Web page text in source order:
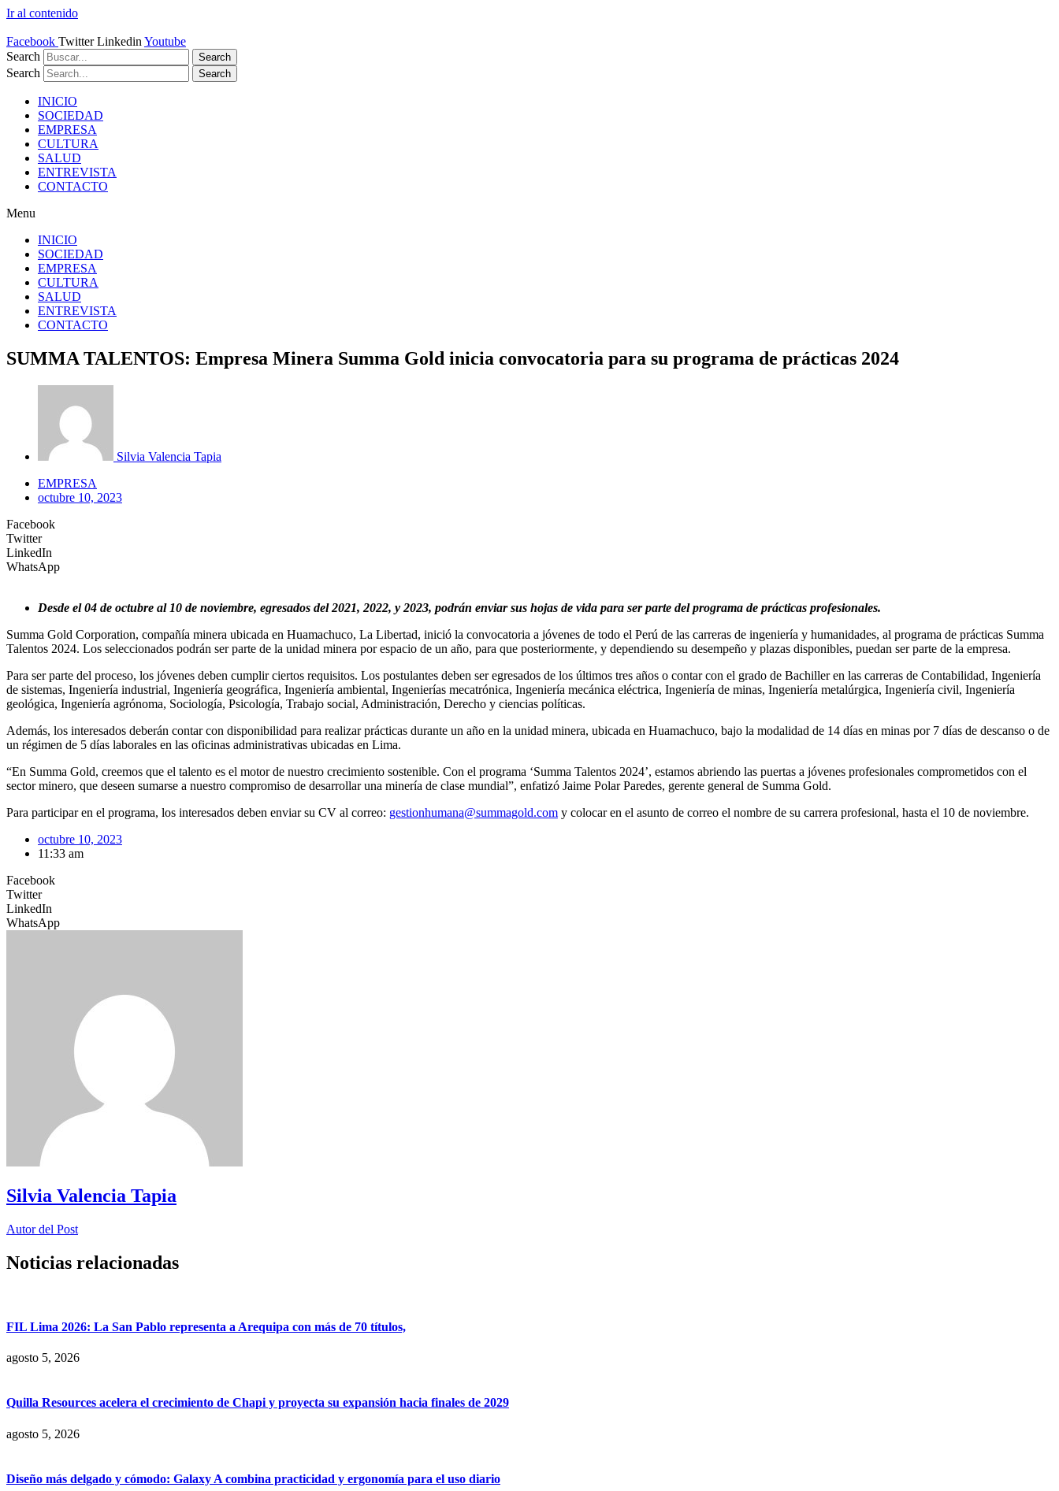
Ir al contenido
Facebook Twitter Linkedin Youtube
Search
Search
Search Search
INICIO
SOCIEDAD
EMPRESA
CULTURA
SALUD
ENTREVISTA
CONTACTO
Menu
INICIO
SOCIEDAD
EMPRESA
CULTURA
SALUD
ENTREVISTA
CONTACTO
SUMMA TALENTOS: Empresa Minera Summa Gold inicia convocatoria para su programa de prácticas 2024
Silvia Valencia Tapia
EMPRESA
octubre 10, 2023
Facebook
Twitter
LinkedIn
WhatsApp
Desde el 04 de octubre al 10 de noviembre, egresados del 2021, 2022, y 2023, podrán enviar sus hojas de vida para ser parte del programa de prácticas profesionales.
Summa Gold Corporation, compañía minera ubicada en Huamachuco, La Libertad, inició la convocatoria a jóvenes de todo el Perú de las carreras de ingeniería y humanidades, al programa de prácticas Summa
Talentos 2024. Los seleccionados podrán ser parte de la unidad minera por espacio de un año, para que posteriormente, y dependiendo su desempeño y plazas disponibles, puedan ser parte de la empresa.
Para ser parte del proceso, los jóvenes deben cumplir ciertos requisitos. Los postulantes deben ser egresados de los últimos tres años o contar con el grado de Bachiller en las carreras de Contabilidad, Ingeniería
de sistemas, Ingeniería industrial, Ingeniería geográfica, Ingeniería ambiental, Ingenierías mecatrónica, Ingeniería mecánica eléctrica, Ingeniería de minas, Ingeniería metalúrgica, Ingeniería civil, Ingeniería
geológica, Ingeniería agrónoma, Sociología, Psicología, Trabajo social, Administración, Derecho y ciencias políticas.
Además, los interesados deberán contar con disponibilidad para realizar prácticas durante un año en la unidad minera, ubicada en Huamachuco, bajo la modalidad de 14 días en minas por 7 días de descanso o de
un régimen de 5 días laborales en las oficinas administrativas ubicadas en Lima.
“En Summa Gold, creemos que el talento es el motor de nuestro crecimiento sostenible. Con el programa ‘Summa Talentos 2024’, estamos abriendo las puertas a jóvenes profesionales comprometidos con el
sector minero, que deseen sumarse a nuestro compromiso de desarrollar una minería de clase mundial”, enfatizó Jaime Polar Paredes, gerente general de Summa Gold.
Para participar en el programa, los interesados deben enviar su CV al correo: gestionhumana@summagold.com y colocar en el asunto de correo el nombre de su carrera profesional, hasta el 10 de noviembre.
octubre 10, 2023
11:33 am
Facebook
Twitter
LinkedIn
WhatsApp
Silvia Valencia Tapia
Autor del Post
Noticias relacionadas
FIL Lima 2026: La San Pablo representa a Arequipa con más de 70 títulos,
agosto 5, 2026
Quilla Resources acelera el crecimiento de Chapi y proyecta su expansión hacia finales de 2029
agosto 5, 2026
Diseño más delgado y cómodo: Galaxy A combina practicidad y ergonomía para el uso diario